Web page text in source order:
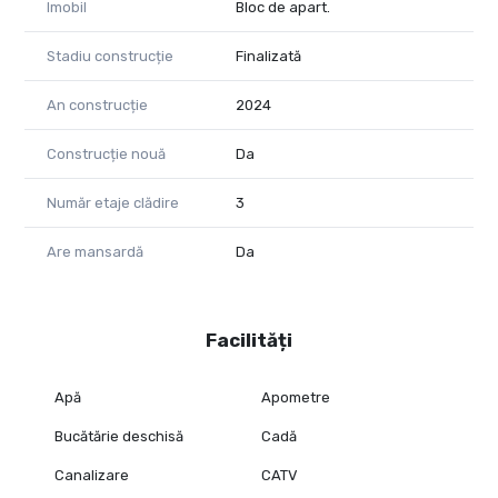
Imobil Bloc de apart.
Stadiu construcție Finalizată
An construcție 2024
Construcție nouă Da
Număr etaje clădire 3
Are mansardă Da
Facilități
Apă Apometre
Bucătărie deschisă Cadă
Canalizare CATV